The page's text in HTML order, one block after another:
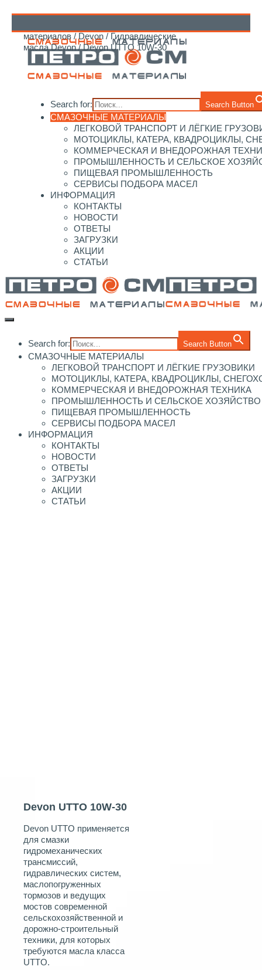
Search for: Search Button
СМАЗОЧНЫЕ МАТЕРИАЛЫ
ЛЕГКОВОЙ ТРАНСПОРТ И ЛЁГКИЕ
МОТОЦИКЛЫ, КАТЕРА, КВАДРОЦИКЛЫ,
КОММЕРЧЕСКАЯ И ВНЕДОРОЖНАЯ
ПРОМЫШЛЕННОСТЬ И СЕЛЬСКОЕ
ПИЩЕВАЯ ПРОМЫШЛЕННОСТЬ
СЕРВИСЫ ПОДБОРА МАСЕЛ
ИНФОРМАЦИЯ
КОНТАКТЫ
НОВОСТИ
ОТВЕТЫ
ЗАГРУЗКИ
АКЦИИ
СТАТЬИ
Search for: Search Button
СМАЗОЧНЫЕ МАТЕРИАЛЫ
ЛЕГКОВОЙ ТРАНСПОРТ И ЛЁГКИЕ ГРУЗОВИКИ
МОТОЦИКЛЫ, КАТЕРА, КВАДРОЦИКЛЫ,
КОММЕРЧЕСКАЯ И ВНЕДОРОЖНАЯ ТЕХНИКА
ПРОМЫШЛЕННОСТЬ И СЕЛЬСКОЕ ХОЗЯЙСТВО
ПИЩЕВАЯ ПРОМЫШЛЕННОСТЬ
СЕРВИСЫ ПОДБОРА МАСЕЛ
ИНФОРМАЦИЯ
КОНТАКТЫ
НОВОСТИ
ОТВЕТЫ
ЗАГРУЗКИ
АКЦИИ
СТАТЬИ
материалов/Devon/ Гидравлические
масла Devon/ Devon UTTO 10W-30
Devon UTTO 10W-30
Devon UTTO применяется
для смазки
гидромеханических
трансмиссий,
гидравлических систем,
маслопогруженных
тормозов и ведущих
мостов современной
сельскохозяйственной и
дорожно-строительный
техники, для которых
требуются масла класса
UTTO.